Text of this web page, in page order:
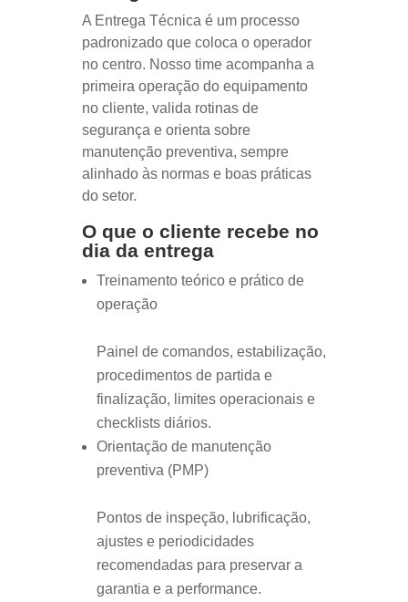
A Entrega Técnica é um processo
padronizado que coloca o operador
no centro. Nosso time acompanha a
primeira operação do equipamento
no cliente, valida rotinas de
segurança e orienta sobre
manutenção preventiva, sempre
alinhado às normas e boas práticas
do setor.
O que o cliente recebe no
dia da entrega
Treinamento teórico e prático de
operação
Painel de comandos, estabilização,
procedimentos de partida e
finalização, limites operacionais e
checklists diários.
Orientação de manutenção
preventiva (PMP)
Pontos de inspeção, lubrificação,
ajustes e periodicidades
recomendadas para preservar a
garantia e a performance.